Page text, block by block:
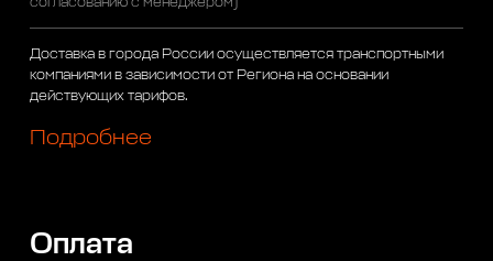
согласованию с менеджером)
Доставка в города России осуществляется транспортными
компаниями в зависимости от Региона на основании
действующих тарифов.
Подробнее
Оплата